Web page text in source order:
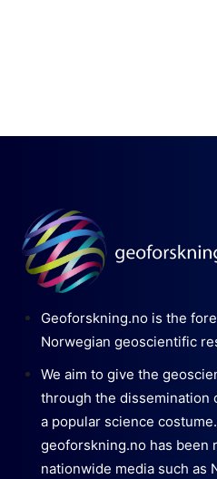
Geoforskning.no is the
Norwegian geoscientific
We aim to give the
through the dissemination
a popular science
geoforskning.no has been
nationwide media such as